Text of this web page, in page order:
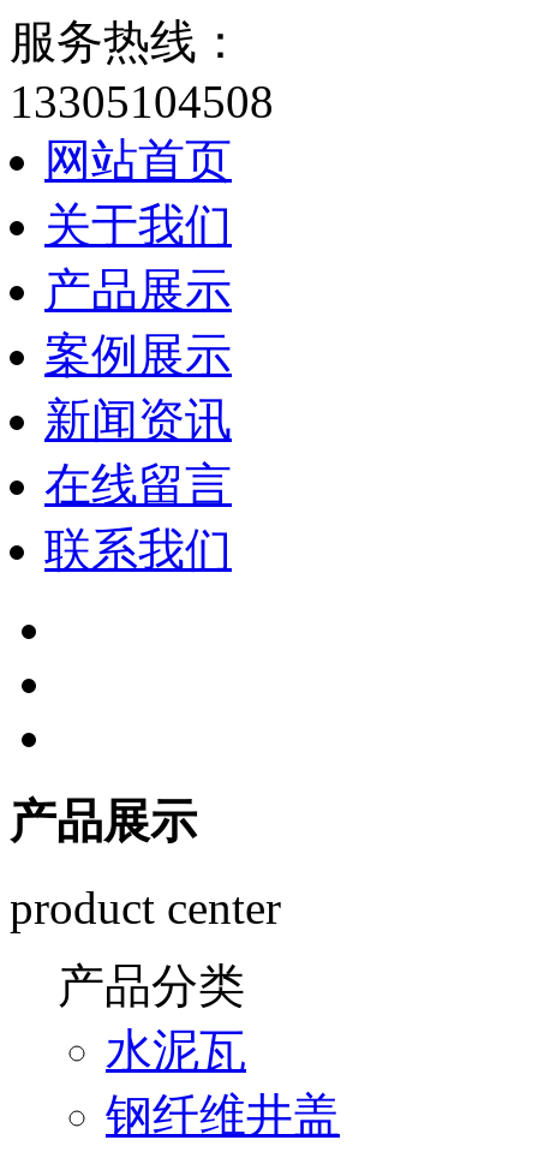
服务热线：
13305104508
网站首页
关于我们
产品展示
案例展示
新闻资讯
在线留言
联系我们
产品展示
product center
产品分类
水泥瓦
钢纤维井盖